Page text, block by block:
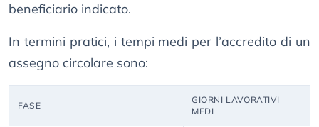
beneficiario indicato.
In termini pratici, i tempi medi per l’accredito di un
assegno circolare sono:
FASE
GIORNI LAVORATIVI
MEDI